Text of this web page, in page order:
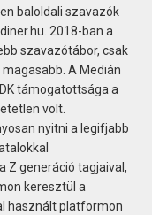
baloldali szavazók
2018-ban a
szavazótábor, csak
A Medián
támogatottsága a
volt.
nyitni a legifjabb
Z generáció tagjaival,
keresztül a
használt platformon